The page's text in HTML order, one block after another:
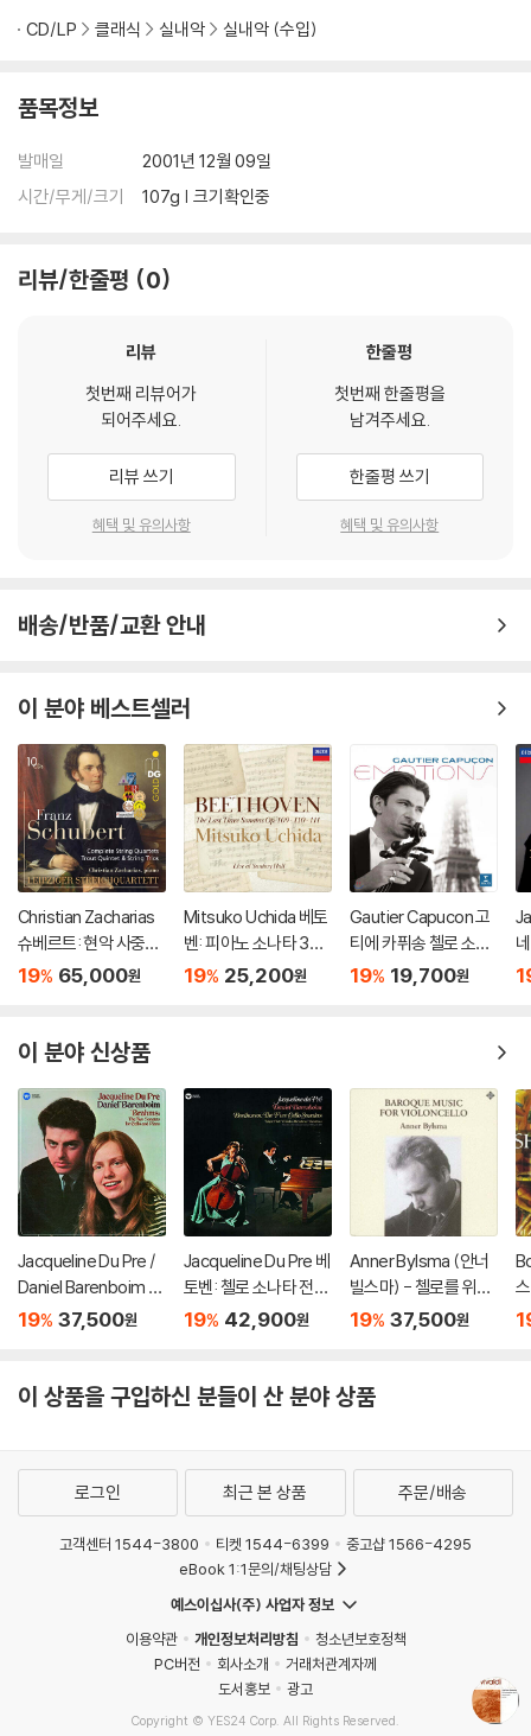
CD/LP 클래식 실내악 실내악 (수입)
품목정보
발매일
2001년 12월 09일
시간/무게/크기
107g | 크기확인중
리뷰/한줄평 0
리뷰
첫번째 리뷰어가
되어주세요.
리뷰 쓰기
혜택 및 유의사항
한줄평
첫번째 한줄평을
남겨주세요.
한줄평 쓰기
혜택 및 유의사항
배송/반품/교환 안내
이 분야 베스트셀러
Christian Zacharias
슈베르트: 현악 사중주
전곡 외 (Schubert: C
& String Trios)
19% 65,000원
Mitsuko Uchida 베토
벤: 피아노 소나타 30-
32번 (Beethoven: Pi
19% 25,200원
Gautier Capucon 고
티에 카퓌송 첼로 소품
집 (Emotions)
19% 19,700원
이 분야 신상품
Jacqueline Du Pre /
Daniel Barenboim 브
람스: 첼로 소나타 (Bra
D Hybrid]
19% 37,500원
Jacqueline Du Pre 베
토벤: 첼로 소나타 전집
(Beethoven: Cello S
19% 42,900원
Anner Bylsma (안너
빌스마) - 첼로를 위한
바로크 음악 (Italian B
19% 37,500원
이 상품을 구입하신 분들이 산 분야 상품
로그인 최근 본 상품 주문/배송
고객센터 1544-3800 티켓 1544-6399
중고샵 1566-4295
eBook 1:1문의/채팅상담
예스이십사(주) 사업자 정보
이용약관
개인정보처리방침
청소년보호정책
PC버전
회사소개
거래처관계자께
도서홍보
광고
Copyright © YES24 Corp. All Rights Reserved.